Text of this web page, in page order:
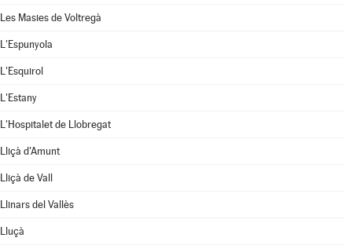
Les Masies de Voltregà
L'Espunyola
L'Esquirol
L'Estany
L'Hospitalet de Llobregat
Lliçà d'Amunt
Lliçà de Vall
Llinars del Vallès
Lluçà